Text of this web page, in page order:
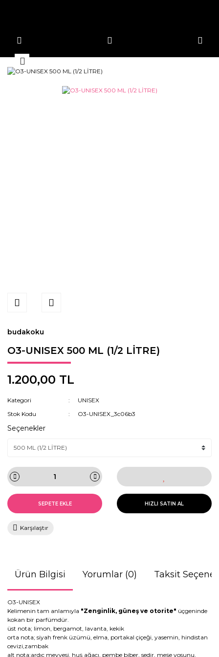
budakoku
O3-UNISEX 500 ML (1/2 LİTRE)
1.200,00 TL
Kategori
UNISEX
Stok Kodu
O3-UNISEX_3c06b3
Seçenekler
SEPETE EKLE HIZLI SATIN AL
Karşılaştır
Ürün Bilgisi Yorumlar (0) Taksit
O3-UNISEX
Kelimenin tam anlamıyla "Zenginlik, güneş ve otorite" üçgeninde
kokan bir parfümdür.
üst nota; limon, bergamot, lavanta, kekik
orta nota; siyah frenk üzümü, elma, portakal çiçeği, yasemin, hindistan
cevizi,zambak
alt nota;ardıç meyvesi, huş ağacı, pembe biber, sedir, meşe yosunu,